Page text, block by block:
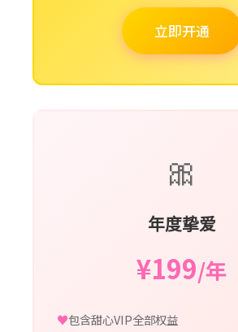
立即开通
🎀
年度挚爱
¥199/年
包含甜心VIP全部权益